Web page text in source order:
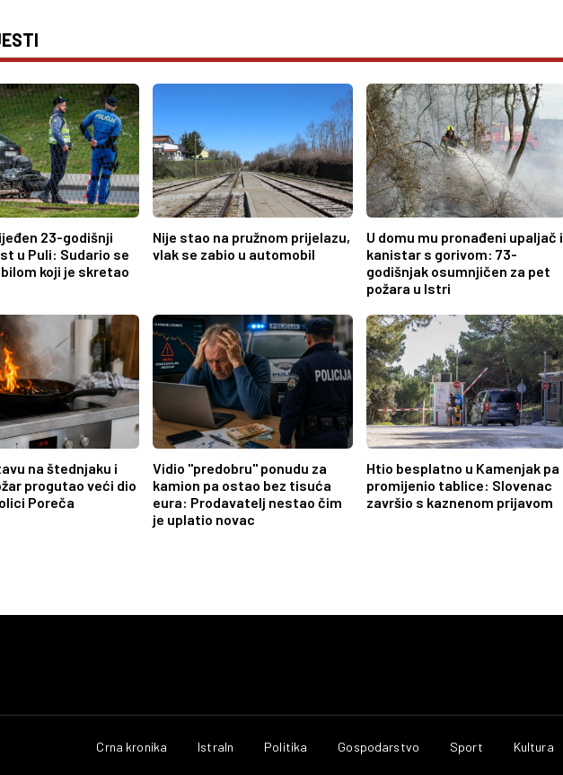
23-godišnji
u Puli: Sudario se
koji je skretao
Nije stao na pružnom prijelazu,
vlak se zabio u automobil
U domu mu pronađeni upaljač i
kanistar s gorivom: 73-
godišnjak osumnjičen za pet
požara u Istri
na štednjaku i
progutao veći dio
Poreča
Vidio "predobru" ponudu za
kamion pa ostao bez tisuća
eura: Prodavatelj nestao čim
je uplatio novac
Htio besplatno u Kamenjak pa
promijenio tablice: Slovenac
završio s kaznenom prijavom
Crna kronika IstraIn Politika Gospodarstvo Sport Kultura